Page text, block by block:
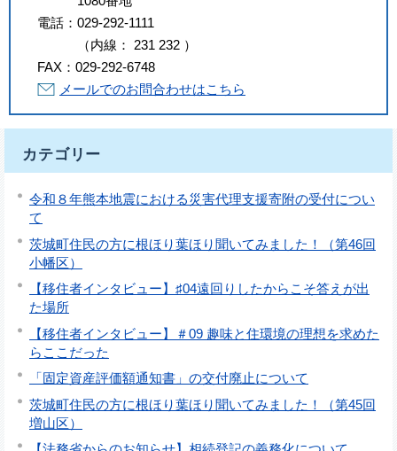
電話： 029-292-1111
（内線 ： 231 232 ）
FAX： 029-292-6748
メールでのお問合わせはこちら
カテゴリー
令和８年熊本地震における災害代理支援寄附の受付につい
て
茨城町住民の方に根ほり葉ほり聞いてみました！（第46回
小幡区）
【移住者インタビュー】♯04遠回りしたからこそ答えが出
た場所
【移住者インタビュー】＃09 趣味と住環境の理想を求めた
らここだった
「固定資産評価額通知書」の交付廃止について
茨城町住民の方に根ほり葉ほり聞いてみました！（第45回
増山区）